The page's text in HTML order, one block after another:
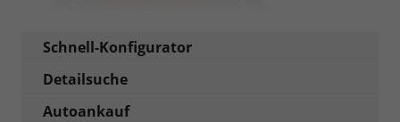
Schnell-Konfigurator
Detailsuche
Autoankauf